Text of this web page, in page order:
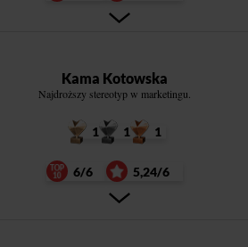
Kama Kotowska
Najdroższy stereotyp w marketingu.
1 1 1
6/6 5,24/6